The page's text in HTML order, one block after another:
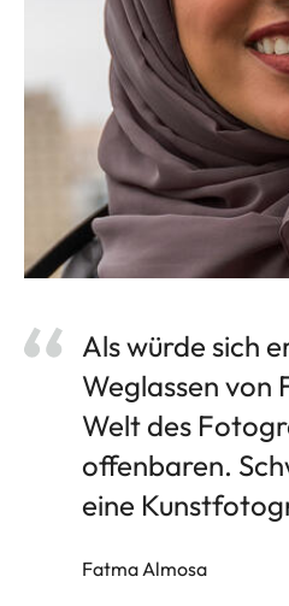
Als würde sich
Weglassen von
Welt des
offenbaren.
eine
Fatma Almosa